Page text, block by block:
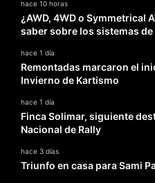
hace 10 horas
¿AWD, 4WD o Symmetrical
saber sobre los sistemas
hace 1 día
Remontadas marcaron el
Invierno de Kartismo
hace 1 día
Finca Solimar, siguiente
Nacional de Rally
hace 3 días
Triunfo en casa para Sami